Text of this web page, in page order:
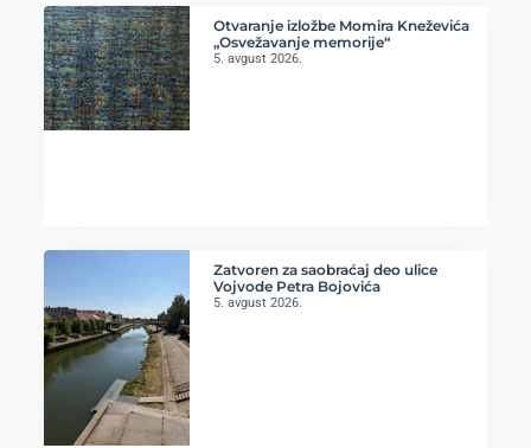
Otvaranje izložbe Momira Kneževića
„Osvežavanje memorije“
5. avgust 2026.
Zatvoren za saobraćaj deo ulice
Vojvode Petra Bojovića
5. avgust 2026.